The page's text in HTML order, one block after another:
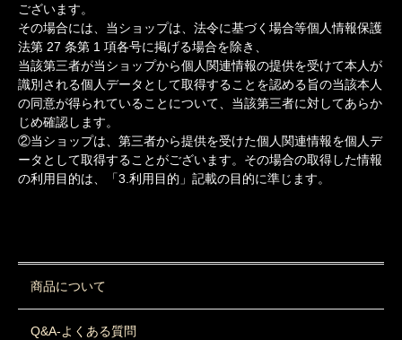
ございます。
その場合には、当ショップは、法令に基づく場合等個人情報保護
法第 27 条第 1 項各号に掲げる場合を除き、
当該第三者が当ショップから個人関連情報の提供を受けて本人が
識別される個人データとして取得することを認める旨の当該本人
の同意が得られていることについて、当該第三者に対してあらか
じめ確認します。
②当ショップは、第三者から提供を受けた個人関連情報を個人デ
ータとして取得することがございます。その場合の取得した情報
の利用目的は、「3.利用目的」記載の目的に準じます。
商品について
Q&A-よくある質問